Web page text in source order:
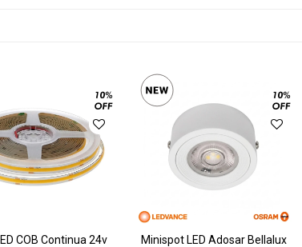
COB Continua 24v
Minispot LED Adosar Bellalux